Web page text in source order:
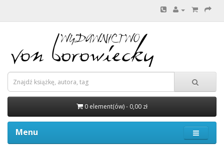
0 element(ów) - 0,00 zł
Menu